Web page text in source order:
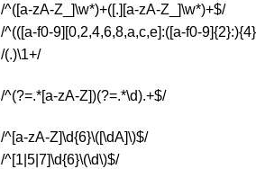
/^([a-zA-Z_]\w*)+([.][a-zA-Z_]\w*)+$/
/^(([a-f0-9][0,2,4,6,8,a,c,e]:([a-f0-
/(.)\1+/
/^(?=.*[a-zA-Z])(?=.*\d).+$/
/^[a-zA-Z]\d{6}\([\dA]\)$/
/^[1|5|7]\d{6}\(\d\)$/